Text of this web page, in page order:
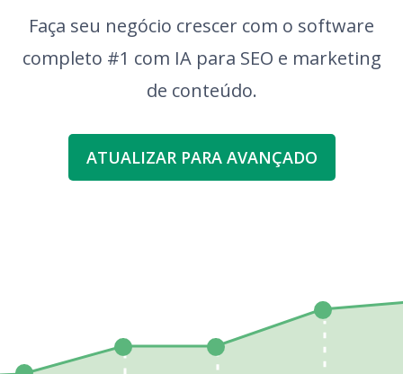
Faça seu negócio crescer com o software
completo #1 com IA para SEO e marketing
de conteúdo.
ATUALIZAR PARA AVANÇADO